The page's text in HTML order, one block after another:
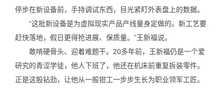
停步在新设备前，手持调试东西，目光紧盯外表盘上的数据。
“这批新设备是为虚拟现实产品产线量身定做的。新工艺要
赶快落地，假日更得抢进展、保质量。”王新福说。
敢啃硬骨头、迎着难题干。20多年前，王新福仍是一个爱
研究的青涩学徒，他人下班了，他还在机床前重复拆装零件。
正是这股钻劲，让他从一般钳工一步步生长为职业领军工匠。